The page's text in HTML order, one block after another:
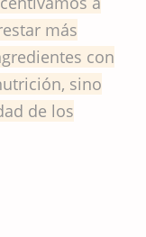
más
con
sino
de los